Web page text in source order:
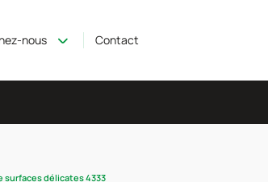
nous Contact
surfaces délicates 4333